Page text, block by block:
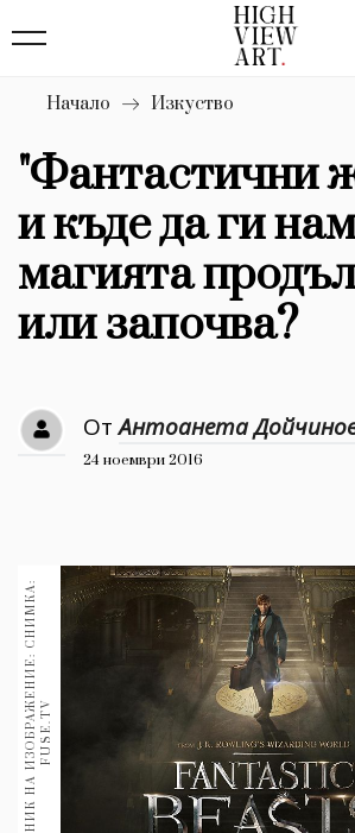
Бизнес
Мода
Dialogue
Изкуство
4340
Красота
777
Дизайн
1272
30+
Гурме 1710
Пътувай
237
Здраве 389
Начало Изкуство
"Фантастични
и къде да ги
магията
или започва?
ОтАнтоанета
24 ноември 2016
И
З
Т
О
Ч
Н
И
К
Н
А
И
З
О
Б
Р
АЖ
Е
Н
И
Е
:
С
Н
И
М
К
А
:
F
U
S
E
.
TV